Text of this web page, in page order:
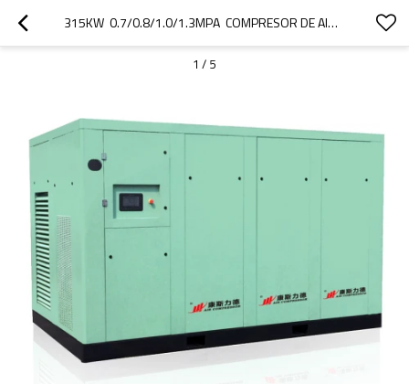
315KW  0.7/0.8/1.0/1.3MPA  COMPRESOR DE AIRE DE TORNILLO DE VELOCIDAD FIJA PARA INDUSTRIAL
1 / 5